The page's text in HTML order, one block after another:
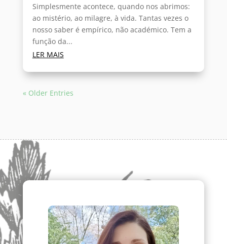
Simplesmente acontece, quando nos abrimos:
ao mistério, ao milagre, à vida. Tantas vezes o
nosso saber é empírico, não académico. Tem a
função da...
LER MAIS
« Older Entries